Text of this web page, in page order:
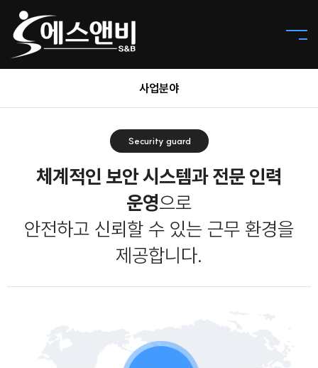
사업분야
Security guard
체계적인 보안 시스템과 전문 인력
운영으로
안전하고 신뢰할 수 있는 근무 환경을
제공합니다.